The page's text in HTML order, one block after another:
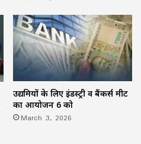
उद्यमियों के लिए इंडस्ट्री व बैंकर्स मीट
का आयोजन 6 को
March 3, 2026